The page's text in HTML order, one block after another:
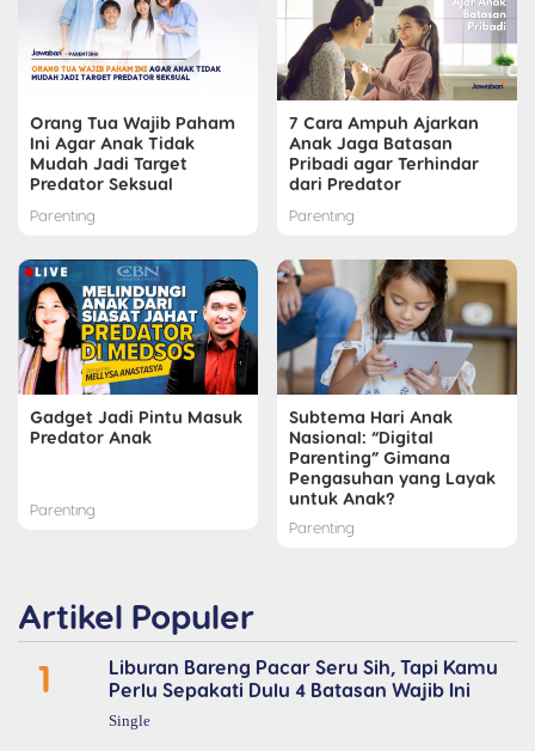
Orang Tua Wajib Paham
Ini Agar Anak Tidak
Mudah Jadi Target
Predator Seksual
Parenting
7 Cara Ampuh Ajarkan
Anak Jaga Batasan
Pribadi agar Terhindar
dari Predator
Parenting
Gadget Jadi Pintu Masuk
Predator Anak
Parenting
Subtema Hari Anak
Nasional: “Digital
Parenting” Gimana
Pengasuhan yang Layak
untuk Anak?
Parenting
Artikel Populer
1
Liburan Bareng Pacar Seru Sih, Tapi Kamu
Perlu Sepakati Dulu 4 Batasan Wajib Ini
Single